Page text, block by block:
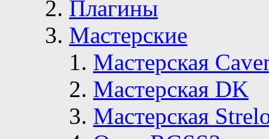
Плагины
Мастерские
Мастерская
Мастерская DK
Мастерская